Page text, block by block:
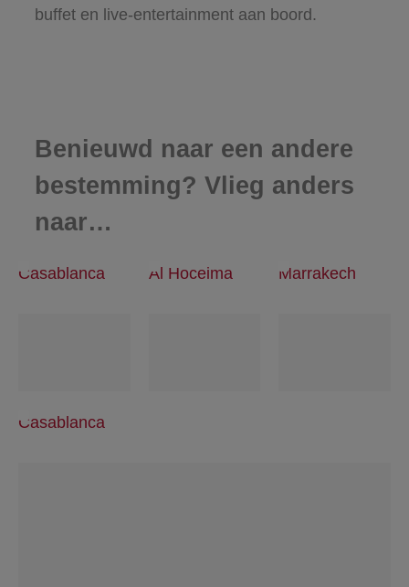
buffet en live-entertainment aan boord.
Benieuwd naar een andere
bestemming? Vlieg anders
naar…
Casablanca Al Hoceima Marrakech
Casablanca